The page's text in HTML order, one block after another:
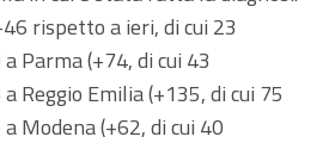
rispetto a ieri, di cui 23
Parma (+74, di cui 43
Reggio Emilia (+135, di cui 75
Modena (+62, di cui 40